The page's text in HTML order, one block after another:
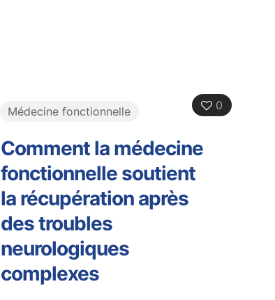
0
Médecine fonctionnelle
Comment la médecine
fonctionnelle soutient
la récupération après
des troubles
neurologiques
complexes